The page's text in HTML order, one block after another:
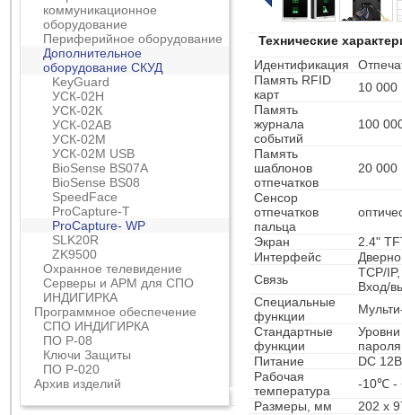
коммуникационное
оборудование
Периферийное оборудование
Дополнительное
оборудование СКУД
KeyGuard
УСК-02Н
УСК-02К
УСК-02АВ
УСК-02М
УСК-02М USB
BioSense BS07A
BioSense BS08
SpeedFace
ProCapture-T
ProCapture- WP
SLK20R
ZK9500
Охранное телевидение
Серверы и АРМ для СПО
ИНДИГИРКА
Программное обеспечение
СПО ИНДИГИРКА
ПО Р-08
Ключи Защиты
ПО Р-020
Архив изделий
Технические
Идентификация
Память RFID
карт
10 000
Память
журнала
событий
100
Память
шаблонов
отпечатков
20 000
Сенсор
отпечатков
пальца
Экран
2.4"
Интерфейс
Связь
TCP/
Вход/
Специальные
функции
Стандартные
функции
Питание
DC
Рабочая
температура
-10℃ -
Размеры, мм
202 x